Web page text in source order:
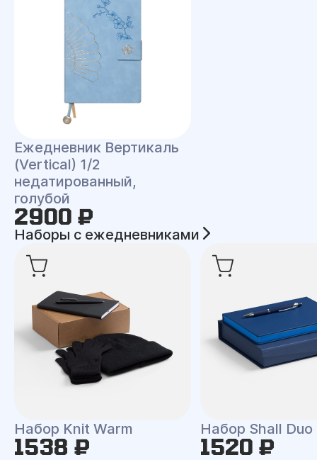
Ежедневник Вертикаль
(Vertical) 1/2
недатированный,
голубой
2900 ₽
Наборы с ежедневниками
Набор Knit Warm
1538 ₽
Набор Shall Duo
1520 ₽